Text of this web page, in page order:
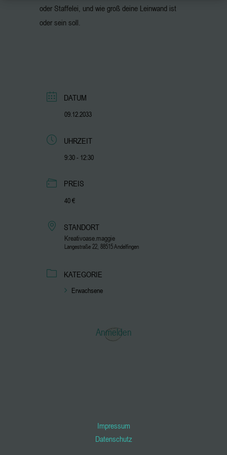
oder Staffelei, und wie groß deine Leinwand ist
oder sein soll.
DATUM
09.12.2033
UHRZEIT
9:30 - 12:30
PREIS
40 €
STANDORT
Kreativoase.maggie
Langestraße 22, 88515 Andelfingen
KATEGORIE
Erwachsene
Anmelden
Impressum
Datenschutz